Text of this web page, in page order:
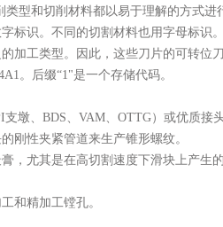
类型和切削材料都以易于理解的方式
标识。不同的切割材料也用字母标识。
加工类型。因此，这些刀片的可转位
。后缀“1"是一个存储代码。
墩、BDS、VAM、OTTG）或优质接
刚性夹紧管道来生产锥形螺纹。
，尤其是在高切割速度下滑块上产生
和精加工镗孔。